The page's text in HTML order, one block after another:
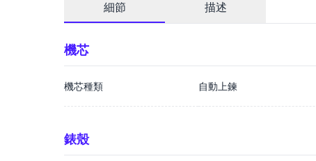
細節 描述
機芯
機芯種類 自動上鍊
錶殼